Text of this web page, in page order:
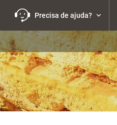
Precisa de ajuda?